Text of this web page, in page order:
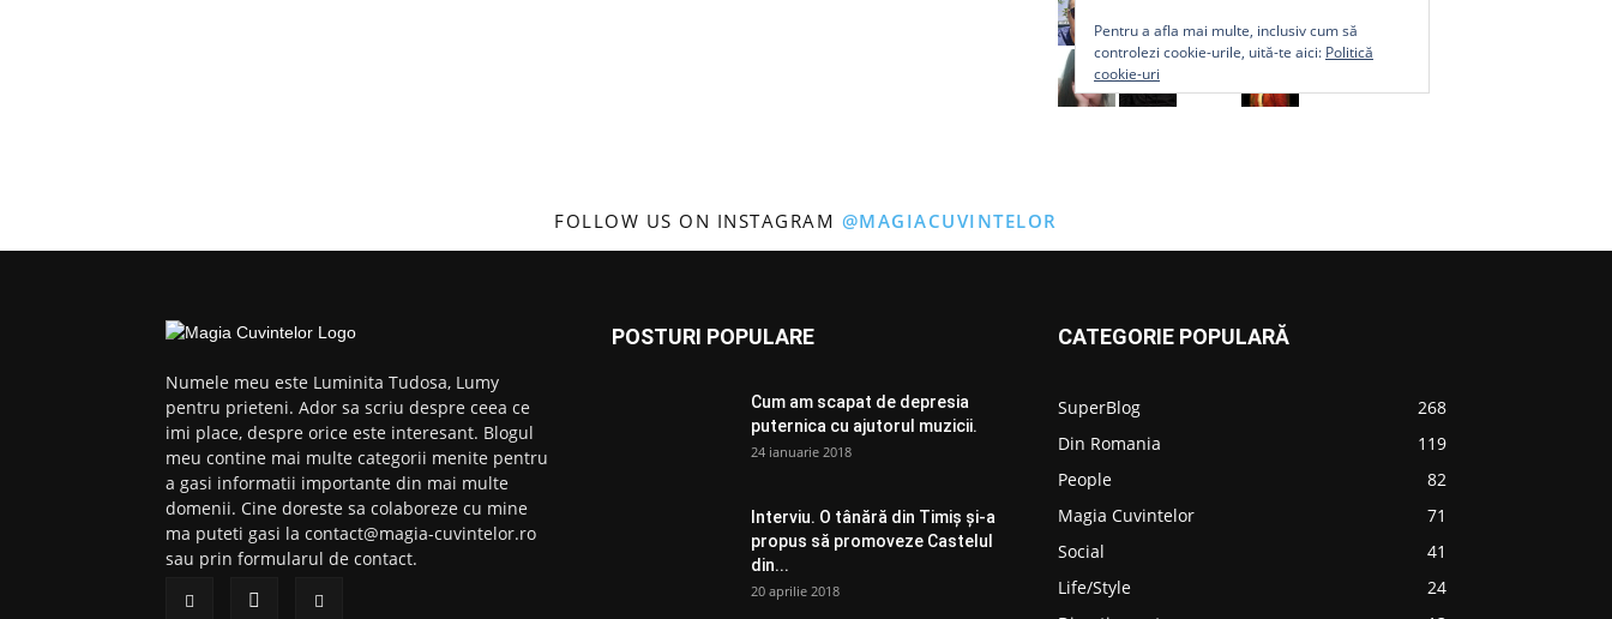
Pentru a afla mai multe, inclusiv cum să
controlezi cookie-urile, uită-te aici: Politică
cookie-uri
FOLLOW US ON INSTAGRAM @MAGIACUVINTELOR
Numele meu este Luminita Tudosa, Lumy
pentru prieteni. Ador sa scriu despre ceea ce
imi place, despre orice este interesant. Blogul
meu contine mai multe categorii menite pentru
a gasi informatii importante din mai multe
domenii. Cine doreste sa colaboreze cu mine
ma puteti gasi la contact@magia-cuvintelor.ro
sau prin formularul de contact.
POSTURI POPULARE
Cum am scapat de depresia
puternica cu ajutorul muzicii.
24 ianuarie 2018
Interviu. O tânără din Timiș și-a
propus să promoveze Castelul
din...
20 aprilie 2018
CATEGORIE POPULARĂ
SuperBlog
268
Din Romania
119
People
82
Magia Cuvintelor
71
Social
41
Life/Style
24